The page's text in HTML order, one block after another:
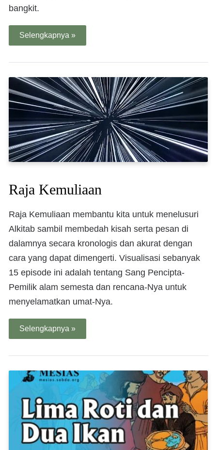
bangkit.
Selengkapnya »
Raja Kemuliaan
Raja Kemuliaan membantu kita untuk menelusuri
Alkitab sambil membedah kisah serta pesan di
dalamnya secara kronologis dan akurat dengan
cara yang dapat dimengerti. Visualisasi sebanyak
15 episode ini adalah tentang Sang Pencipta-
Pemilik alam semesta dan rencana-Nya untuk
menyelamatkan umat-Nya.
Selengkapnya »